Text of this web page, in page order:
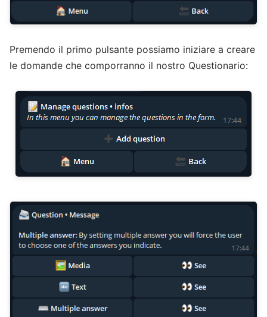
Premendo il primo pulsante possiamo iniziare a creare
le domande che comporranno il nostro Questionario: